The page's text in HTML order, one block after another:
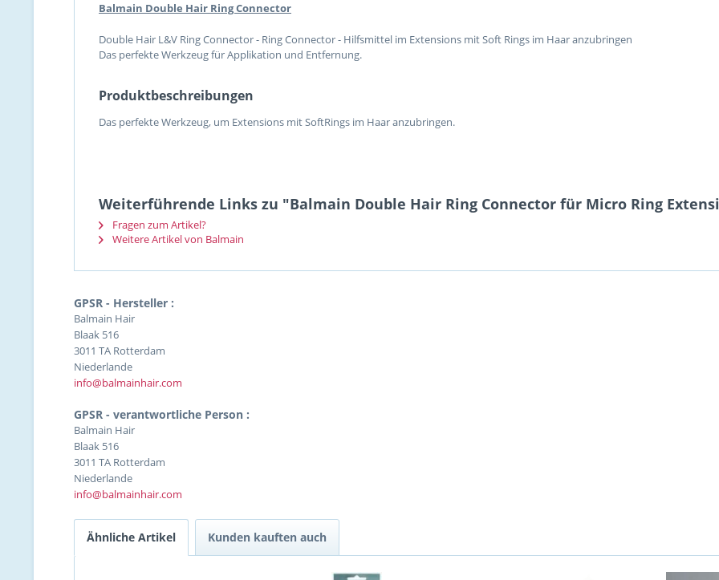
Balmain Double Hair Ring Connector
Double Hair L&V Ring Connector - Ring Connector - Hilfsmittel im Extensions mit Soft Rings im Haar anzubringen
Das perfekte Werkzeug für Applikation und Entfernung.
Produktbeschreibungen
Das perfekte Werkzeug, um Extensions mit SoftRings im Haar anzubringen.
Weiterführende Links zu "Balmain Double Hair Ring Connector für Micro Ring
Fragen zum Artikel?
Weitere Artikel von Balmain
GPSR - Hersteller :
Balmain Hair
Blaak 516
3011 TA Rotterdam
Niederlande
info@balmainhair.com
GPSR - verantwortliche Person :
Balmain Hair
Blaak 516
3011 TA Rotterdam
Niederlande
info@balmainhair.com
Ähnliche Artikel Kunden kauften auch